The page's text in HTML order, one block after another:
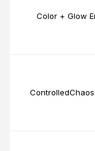
Color + Glow